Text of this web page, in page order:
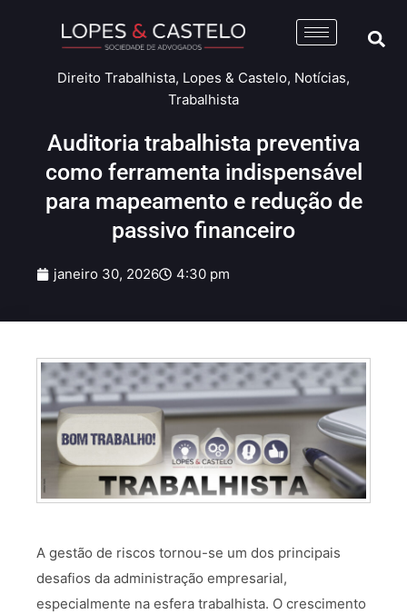
Direito Trabalhista, Lopes & Castelo, Notícias,
Trabalhista
Auditoria trabalhista preventiva
como ferramenta indispensável
para mapeamento e redução de
passivo financeiro
janeiro 30, 2026 4:30 pm
A gestão de riscos tornou-se um dos principais
desafios da administração empresarial,
especialmente na esfera trabalhista. O crescimento